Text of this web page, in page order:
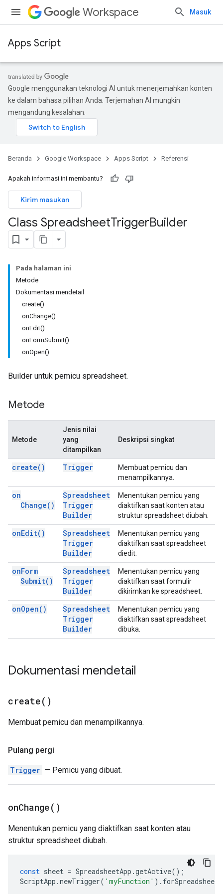
Workspace Masuk
Apps Script
Google menggunakan teknologi AI untuk menerjemahkan konten
ke dalam bahasa pilihan Anda. Terjemahan AI mungkin
mengandung kesalahan.
Beranda Google Workspace Apps Script Referensi
Apakah informasi ini membantu?
Kirim masukan
Class SpreadsheetTriggerBuilder
Pada halaman ini
Metode
Dokumentasi mendetail
create()
onChange()
onEdit()
onFormSubmit()
onOpen()
Builder untuk pemicu spreadsheet.
Metode
Metode
Jenis nilai
yang
ditampilkan
Deskripsi singkat
create( ) Trigger
Membuat pemicu dan
menampilkannya.
on
Change( )
Spreadsheet
Trigger
Builder
Menentukan pemicu yang
diaktifkan saat konten atau
struktur spreadsheet diubah.
onEdit( )
Spreadsheet
Trigger
Builder
Menentukan pemicu yang
diaktifkan saat spreadsheet
diedit.
onForm
Submit( )
Spreadsheet
Trigger
Builder
Menentukan pemicu yang
diaktifkan saat formulir
dikirimkan ke spreadsheet.
onOpen( )
Spreadsheet
Trigger
Builder
Menentukan pemicu yang
diaktifkan saat spreadsheet
dibuka.
Dokumentasi mendetail
create( )
Membuat pemicu dan menampilkannya.
Pulang pergi
Trigger — Pemicu yang dibuat.
onChange( )
Menentukan pemicu yang diaktifkan saat konten atau
struktur spreadsheet diubah.
const sheet = SpreadsheetApp .getActive();
ScriptApp .newTrigger( 'myFunction' ). forSpreadsheet